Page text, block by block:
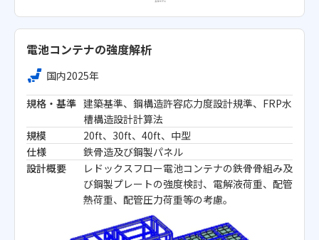
電池コンテナの強度解析
国内2025年
規格・基準 建築基準、鋼構造許容応力度設計規準、FRP水
槽構造設計計算法
規模
20ft、30ft、40ft、中型
仕様
鉄骨造及び鋼製パネル
設計概要
レドックスフロー電池コンテナの鉄骨骨組み及
び鋼製プレートの強度検討、電解液荷重、配管
熱荷重、配管圧力荷重等の考慮。